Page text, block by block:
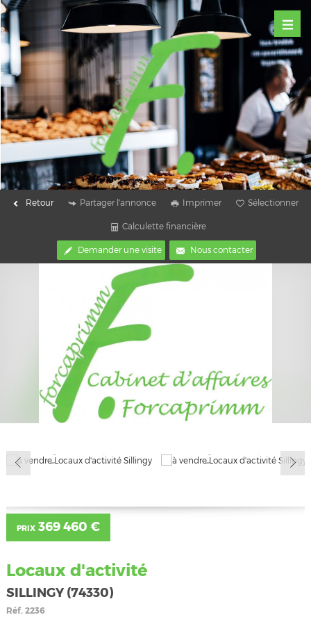
Retour Partager l'annonce Imprimer Sélectionner
Calculette financière
Demander une visite Nous contacter
PRIX369 460 €
Locaux d'activité
SILLINGY (74330)
Réf.2236